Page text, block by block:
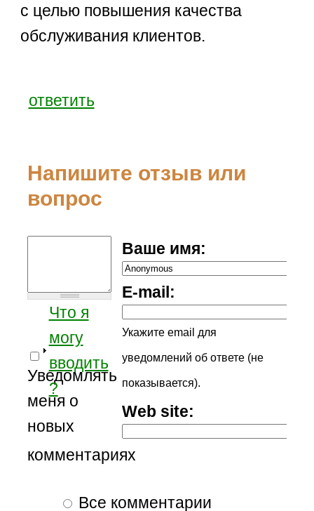
с целью повышения качества
обслуживания клиентов.
ответить
Напишите отзыв или
вопрос
Ваше имя:
E-mail:
Укажите email для
уведомлений об ответе (не
показывается).
Web site:
Что я
могу
вводить
?
Уведомлять
меня о
новых
комментариях
Все комментарии